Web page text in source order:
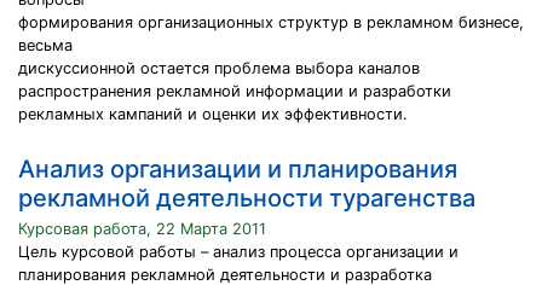
формирования организационных структур в рекламном бизнесе,
весьма
дискуссионной остается проблема выбора каналов
распространения рекламной информации и разработки
рекламных кампаний и оценки их эффективности.
Анализ организации и планирования
рекламной деятельности турагенства
Курсовая работа, 22 Марта 2011
Цель курсовой работы – анализ процесса организации и
планирования рекламной деятельности и разработка